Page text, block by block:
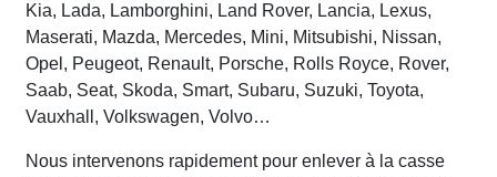
Kia, Lada, Lamborghini, Land Rover, Lancia, Lexus,
Maserati, Mazda, Mercedes, Mini, Mitsubishi, Nissan,
Opel, Peugeot, Renault, Porsche, Rolls Royce, Rover,
Saab, Seat, Skoda, Smart, Subaru, Suzuki, Toyota,
Vauxhall, Volkswagen, Volvo…
Nous intervenons rapidement pour enlever à la casse